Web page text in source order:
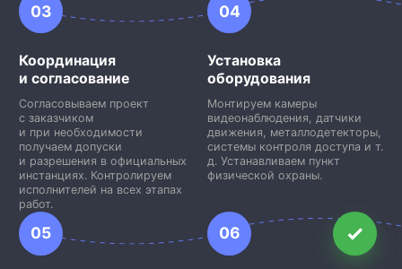
03
Координация
и согласование
Согласовываем проект
с заказчиком
и при необходимости
получаем допуски
и разрешения в официальных
инстанциях. Контролируем
исполнителей на всех этапах
работ.
04
Установка
оборудования
Монтируем камеры
видеонаблюдения, датчики
движения, металлодетекторы,
системы контроля доступа и т.
д. Устанавливаем пункт
физической охраны.
05 06